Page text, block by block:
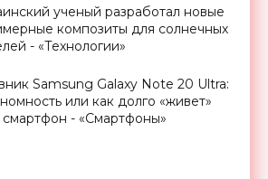
ученый разработал новые
композиты для солнечных
- «Технологии»
Samsung Galaxy Note 20 Ultra:
или как долго «живет»
смартфон - «Смартфоны»